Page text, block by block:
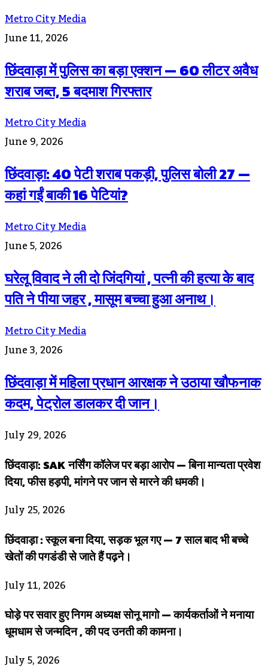
Metro City Media
June 11, 2026
छिंदवाड़ा में पुलिस का बड़ा एक्शन — 60 लीटर अवैध
शराब जब्त, 5 बदमाश गिरफ्तार
Metro City Media
June 9, 2026
छिंदवाड़ा: 40 पेटी शराब पकड़ी, पुलिस बोली 27 —
कहां गईं बाकी 16 पेटियां?
Metro City Media
June 5, 2026
घरेलू विवाद ने ली दो जिंदगियां , पत्नी की हत्या के बाद
पति ने पीया जहर , मासूम बच्चा हुआ अनाथ।
Metro City Media
June 3, 2026
छिंदवाड़ा में महिला प्रधान आरक्षक ने उठाया खौफनाक
कदम, पेट्रोल डालकर दी जान।
July 29, 2026
छिंदवाड़ा: SAK नर्सिंग कॉलेज पर बड़ा आरोप — बिना मान्यता प्रवेश
दिया, फीस हड़पी, मांगने पर जान से मारने की धमकी।
July 25, 2026
छिंदवाड़ा : स्कूल बना दिया, सड़क भूल गए — 7 साल बाद भी बच्चे
खेतों की पगडंडी से जाते हैं पढ़ने।
July 11, 2026
घोड़े पर सवार हुए निगम अध्यक्ष सोनू मागो — कार्यकर्ताओं ने मनाया
धूमधाम से जन्मदिन , की पद उनती की कामना।
July 5, 2026